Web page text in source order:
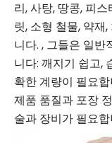
리, 사탕, 땅콩, 피
릿, 소형 철물, 약재
니다. , 그들은 일
니다: 깨지기 쉽고,
확한 계량이 필요
제품 품질과 포장
술과 장비가 필요합